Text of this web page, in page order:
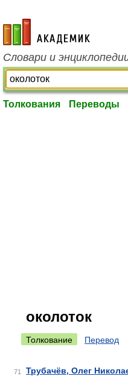
academic.ru
Словари и
Толкования Переводы
околоток
Толкование Перевод
71 Трубачёв, Олег